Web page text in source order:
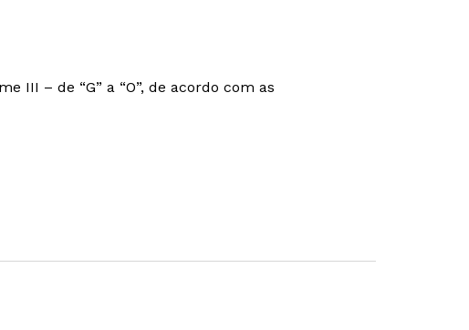
III – de “G” a “O”, de acordo com as